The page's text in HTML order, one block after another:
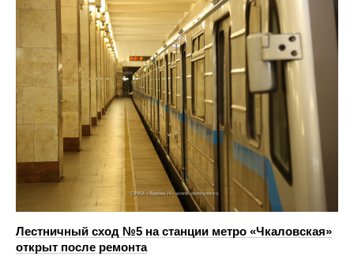
Лестничный сход №5 на станции метро «Чкаловская»
открыт после ремонта